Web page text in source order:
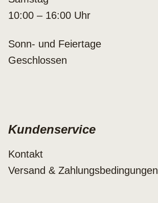
10:00 – 16:00 Uhr
Sonn- und Feiertage
Geschlossen
Kundenservice
Kontakt
Versand & Zahlungsbedingungen